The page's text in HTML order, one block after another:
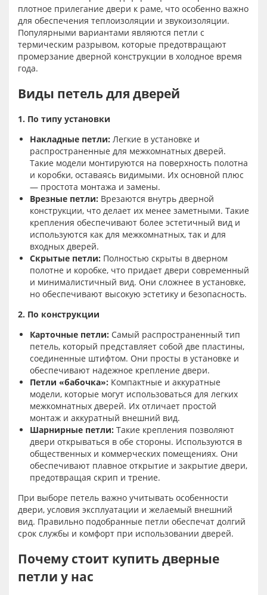
плотное прилегание двери к раме, что особенно важно
для обеспечения теплоизоляции и звукоизоляции.
Популярными вариантами являются петли с
термическим разрывом, которые предотвращают
промерзание дверной конструкции в холодное время
года.
Виды петель для дверей
1. По типу установки
Накладные петли: Легкие в установке и
распространенные для межкомнатных дверей.
Такие модели монтируются на поверхность полотна
и коробки, оставаясь видимыми. Их основной плюс
— простота монтажа и замены.
Врезные петли: Врезаются внутрь дверной
конструкции, что делает их менее заметными. Такие
крепления обеспечивают более эстетичный вид и
используются как для межкомнатных, так и для
входных дверей.
Скрытые петли: Полностью скрыты в дверном
полотне и коробке, что придает двери современный
и минималистичный вид. Они сложнее в установке,
но обеспечивают высокую эстетику и безопасность.
2. По конструкции
Карточные петли: Самый распространенный тип
петель, который представляет собой две пластины,
соединенные штифтом. Они просты в установке и
обеспечивают надежное крепление двери.
Петли «бабочка»: Компактные и аккуратные
модели, которые могут использоваться для легких
межкомнатных дверей. Их отличает простой
монтаж и аккуратный внешний вид.
Шарнирные петли: Такие крепления позволяют
двери открываться в обе стороны. Используются в
общественных и коммерческих помещениях. Они
обеспечивают плавное открытие и закрытие двери,
предотвращая скрип и трение.
При выборе петель важно учитывать особенности
двери, условия эксплуатации и желаемый внешний
вид. Правильно подобранные петли обеспечат долгий
срок службы и комфорт при использовании дверей.
Почему стоит купить дверные
петли у нас